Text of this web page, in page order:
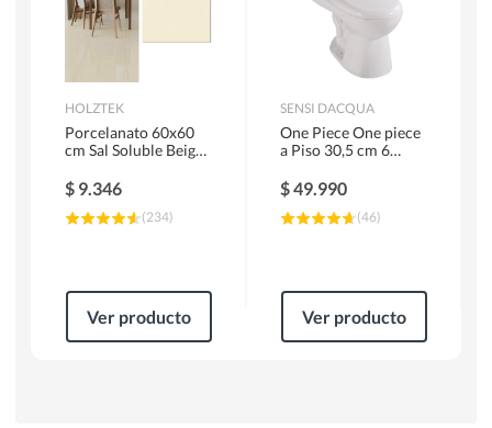
HOLZTEK
Porcelanato 60x60
cm Sal Soluble Beige
$ 9.346
(234)
Ver producto
SENSI DACQUA
One Piece One piece
a Piso 30,5 cm 6
$49.990
(46)
Ver producto